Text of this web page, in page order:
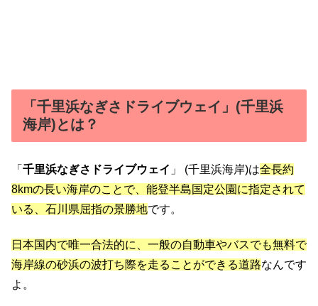
「千里浜なぎさドライブウェイ」(千里浜
海岸)とは？
「 千里浜なぎさドライブウェイ 」 (千里浜海岸)は全長約
8kmの長い海岸のことで、能登半島国定公園に指定されて
いる、石川県屈指の景勝地です。
日本国内で唯一合法的に、一般の自動車やバスでも無料で
海岸線の砂浜の波打ち際を走ることができる道路なんです
よ。